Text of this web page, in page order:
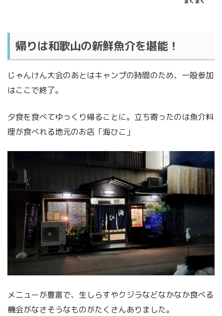
帰りは和歌山の新鮮魚介を堪能！
じゃんけん大会のあとはキャンプの時間のため、一般参加
はここで終了。
夕食を食べてゆっくり帰ることに。立ち寄ったのは魚介料
理が食べれる地元のお店「海ひこ」
メニューが豊富で、生しらすやクジラなどなかなか食べる
機会がなさそうなものがたくさんありました。